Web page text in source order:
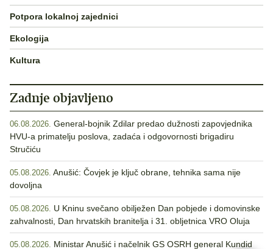
Potpora lokalnoj zajednici
Ekologija
Kultura
Zadnje objavljeno
06.08.2026. General-bojnik Zdilar predao dužnosti zapovjednika
HVU-a primatelju poslova, zadaća i odgovornosti brigadiru
Stručiću
05.08.2026. Anušić: Čovjek je ključ obrane, tehnika sama nije
dovoljna
05.08.2026. U Kninu svečano obilježen Dan pobjede i domovinske
zahvalnosti, Dan hrvatskih branitelja i 31. obljetnica VRO Oluja
05.08.2026. Ministar Anušić i načelnik GS OSRH general Kundid